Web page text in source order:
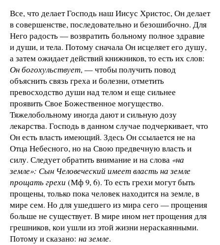
Все, что делает Господь наш Иисус Христос, Он делает
в совершенстве, последовательно и безошибочно. Для
Него радость — возвратить больному полное здравие
и души, и тела. Потому сначала Он исцеляет его душу,
а затем ожидает действий книжников, то есть их слов:
Он богохульствует, — чтобы получить повод
объяснить связь греха и болезни, отметить
превосходство души над телом и еще сильнее
проявить Свое Божественное могущество.
Тяжелобольному иногда дают и сильную дозу
лекарства. Господь в данном случае подчеркивает, что
Он есть власть имеющий. Здесь Он ссылается не на
Отца Небесного, но на Свою предвечную власть и
силу. Следует обратить внимание и на слова «на
земле»: Сын Человеческий имеет власть на земле
прощать грехи (Мф 9, 6). То есть грехи могут быть
прощены, только пока человек находится на земле, в
мире сем. Но для ушедшего из мира сего — прощения
больше не существует. В мире ином нет прощения для
грешников, кои ушли из этой жизни нераскаянными.
Потому и сказано: на земле.